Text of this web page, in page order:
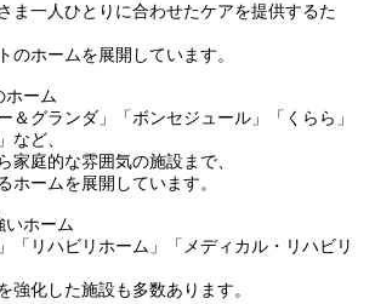
ま一人ひとりに合わせたケアを提供するた
のホームを展開しています。
ホーム
＆グランダ」「ボンセジュール」「くらら」
など、
家庭的な雰囲気の施設まで、
ホームを展開しています。
いホーム
「リハビリホーム」「メディカル・リハビリ
強化した施設も多数あります。